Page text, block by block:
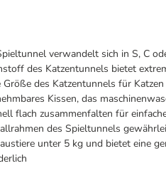
verwandelt sich in S, C
des Katzentunnels bietet
des Katzentunnels für
Kissen, das
flach zusammenfalten für
des Spieltunnels
unter 5 kg und bietet eine